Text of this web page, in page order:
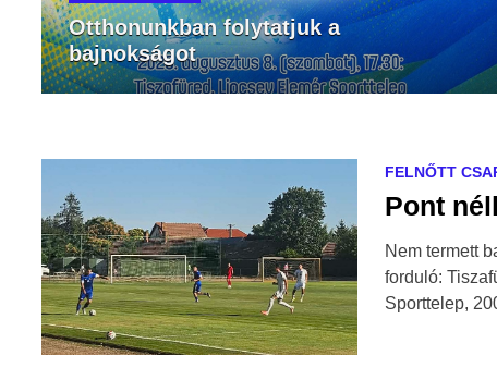
Otthonunkban folytatjuk a
bajnokságot
FELNŐTT
Pont
Nem termett
forduló:
Sporttelep,